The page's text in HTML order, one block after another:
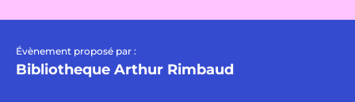
Évènement proposé par :
Bibliotheque Arthur Rimbaud